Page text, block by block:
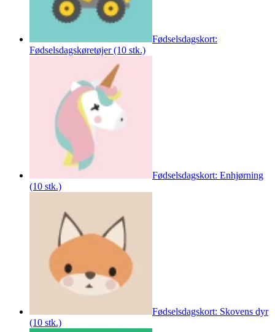
Fødselsdagskort:
Fødselsdagskøretøjer (10 stk.)
Fødselsdagskort: Enhjørning
(10 stk.)
Fødselsdagskort: Skovens dyr
(10 stk.)